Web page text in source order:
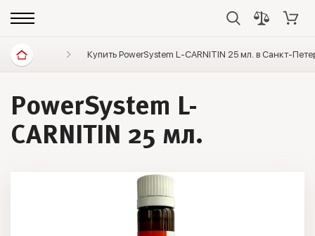
Спортивное питание L-Carnitine
Купить PowerSystem L-CARNITIN 25 мл. в Санкт-
PowerSystem L-
CARNITIN 25 мл.